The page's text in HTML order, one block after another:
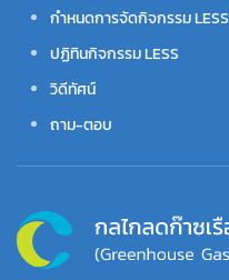
กำหนดการจัดกิจกรรม LESS
ปฏิทินกิจกรรม LESS
วิดีทัศน์
ถาม-ตอบ